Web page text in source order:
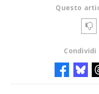
Questo